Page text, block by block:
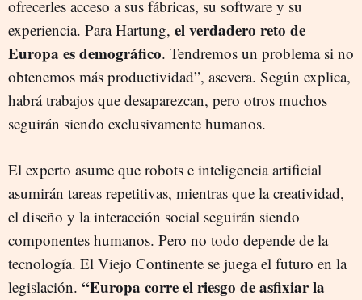
ofrecerles acceso a sus fábricas, su software y su
experiencia. Para Hartung, el verdadero reto de
Europa es demográfico. Tendremos un problema si no
obtenemos más productividad”, asevera. Según explica,
habrá trabajos que desaparezcan, pero otros muchos
seguirán siendo exclusivamente humanos.
El experto asume que robots e inteligencia artificial
asumirán tareas repetitivas, mientras que la creatividad,
el diseño y la interacción social seguirán siendo
componentes humanos. Pero no todo depende de la
tecnología. El Viejo Continente se juega el futuro en la
legislación. “Europa corre el riesgo de asfixiar la